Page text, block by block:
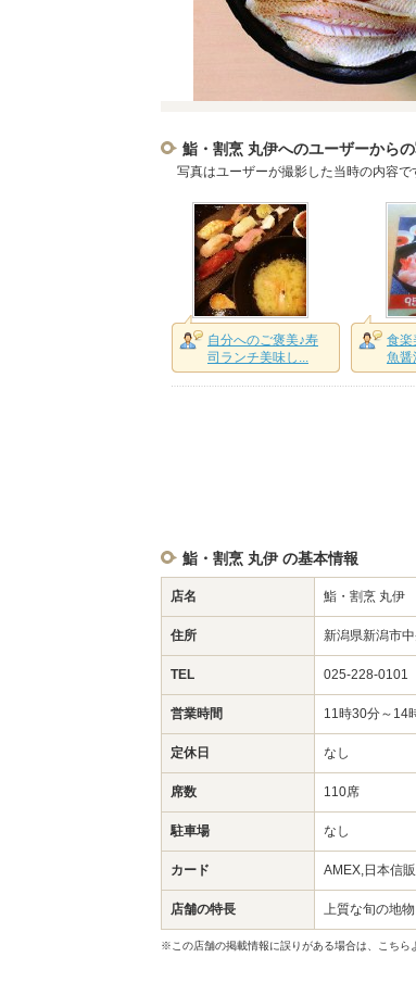
鮨・割烹 丸伊へのユーザーから
写真はユーザーが撮影した当時の内容
自分へのご褒美♪寿
司ランチ美味し...
食
魚醤
鮨・割烹 丸伊 の基本情報
店名 鮨・割烹 丸伊
住所 新潟県新潟市
TEL 025-228-0101
営業時間 11時30分～14
定休日 なし
席数 110席
駐車場 なし
カード AMEX,日本信
店舗の特長 上質な旬の地
※この店舗の掲載情報に誤りがある場合は、こちら